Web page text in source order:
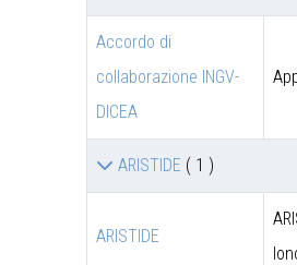
Accordo di
collaborazione INGV-
DICEA
ARISTIDE ( 1 )
ARISTIDE